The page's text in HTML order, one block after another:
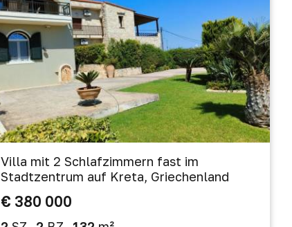
Villa mit 2 Schlafzimmern fast im
Stadtzentrum auf Kreta, Griechenland
€ 380 000